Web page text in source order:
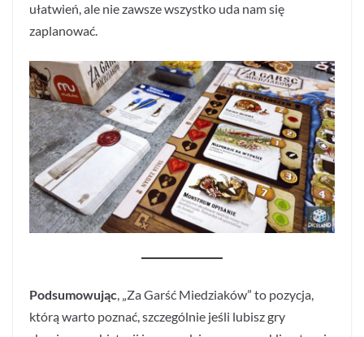
ułatwień, ale nie zawsze wszystko uda nam się
zaplanować.
Podsumowując, „Za Garść Miedziaków” to pozycja,
którą warto poznać, szczególnie jeśli lubisz gry